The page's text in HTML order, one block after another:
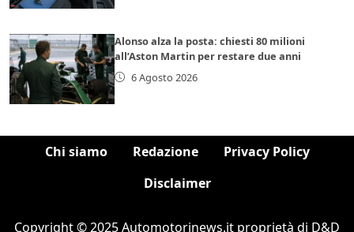
Alonso alza la posta: chiesti 80 milioni
all’Aston Martin per restare due anni
6 Agosto 2026
Chi siamo Redazione
Privacy Policy
Disclaimer
Copyright © 2025 Automotorinews.it proprietà di D&D